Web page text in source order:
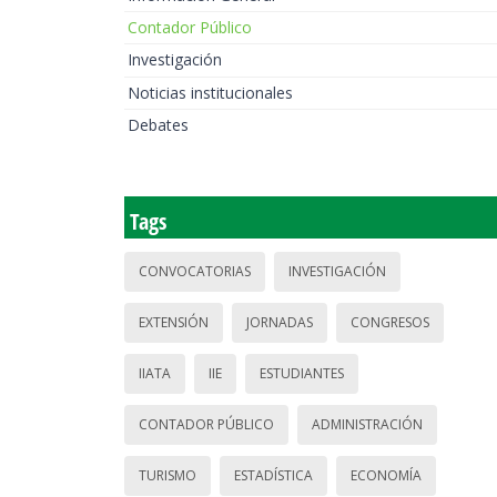
Contador Público
Investigación
Noticias institucionales
Debates
Tags
CONVOCATORIAS INVESTIGACIÓN
EXTENSIÓN JORNADAS CONGRESOS
IIATA IIE ESTUDIANTES
CONTADOR PÚBLICO ADMINISTRACIÓN
TURISMO ESTADÍSTICA ECONOMÍA